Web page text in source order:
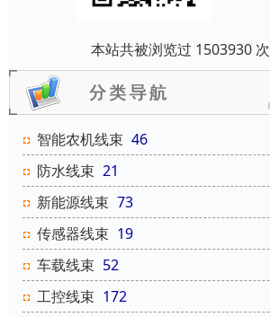
本站共被浏览过 1503930 次
智能农机线束 46
防水线束 21
新能源线束 73
传感器线束 19
车载线束 52
工控线束 172